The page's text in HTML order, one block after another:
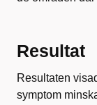
Resultat
Resultaten
symptom